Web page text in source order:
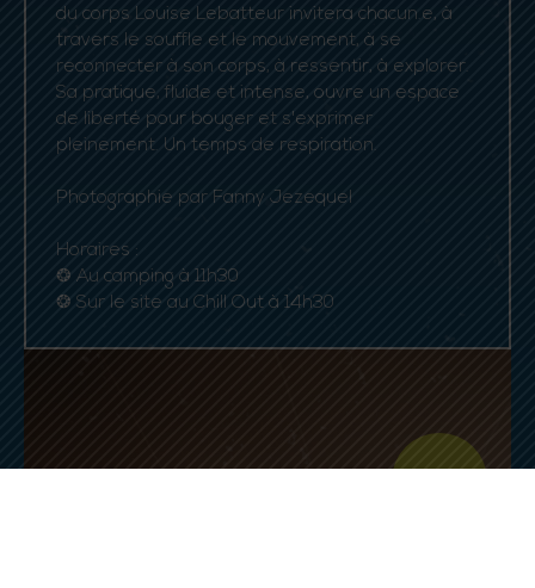
du corps Louise Lebatteur invitera chacun.e, à
travers le souffle et le mouvement, à se
reconnecter à son corps, à ressentir, à explorer.
Sa pratique, fluide et intense, ouvre un espace
de liberté pour bouger et s'exprimer
pleinement. Un temps de respiration.
Photographie par Fanny Jezequel
Horaires :
❂ Au camping à 11h30
❂ Sur le site au Chill Out à 14h30